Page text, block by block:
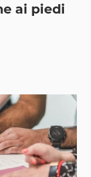
ai piedi